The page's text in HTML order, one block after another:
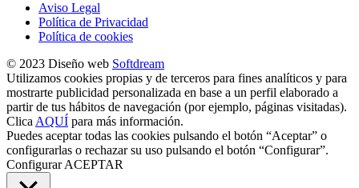
Aviso Legal
Política de Privacidad
Política de cookies
© 2023 Diseño web Softdream
Utilizamos cookies propias y de terceros para fines analíticos y para
mostrarte publicidad personalizada en base a un perfil elaborado a
partir de tus hábitos de navegación (por ejemplo, páginas visitadas).
Clica AQUÍ para más información.
Puedes aceptar todas las cookies pulsando el botón “Aceptar” o
configurarlas o rechazar su uso pulsando el botón “Configurar”.
Configurar ACEPTAR